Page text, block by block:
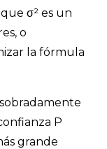
σ² es un
o
la fórmula
P
grande